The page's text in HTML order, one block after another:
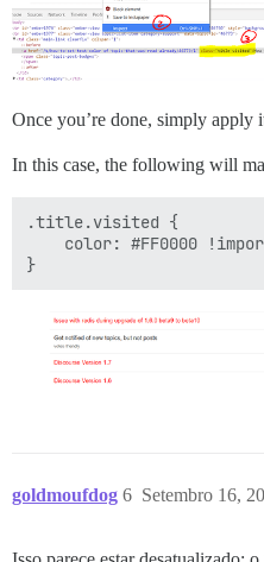
Once you’re done, simply apply
In this case, the following will
.title.visited {
color: #FF0000
goldmoufdog Setembro 16,
6